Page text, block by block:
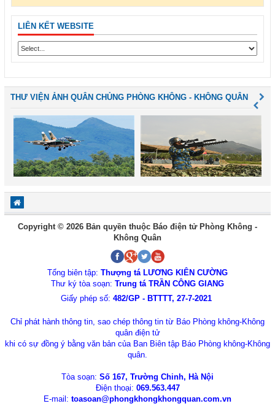
LIÊN KẾT WEBSITE
THƯ VIỆN ẢNH QUÂN CHỦNG PHÒNG KHÔNG - KHÔNG QUÂN
Copyright © 2026 Bản quyền thuộc Báo điện tử Phòng Không -
Không Quân
Tổng biên tập: Thượng tá LƯƠNG KIÊN CƯỜNG
Thư ký tòa soạn: Trung tá TRẦN CÔNG GIANG
Giấy phép số: 482/GP - BTTTT, 27-7-2021
Chỉ phát hành thông tin, sao chép thông tin từ Báo Phòng không-Không
quân điện tử
khi có sự đồng ý bằng văn bản của Ban Biên tập Báo Phòng không-Không
quân.
Tòa soạn: Số 167, Trường Chinh, Hà Nội
Điện thoại: 069.563.447
E-mail: toasoan@phongkhongkhongquan.com.vn